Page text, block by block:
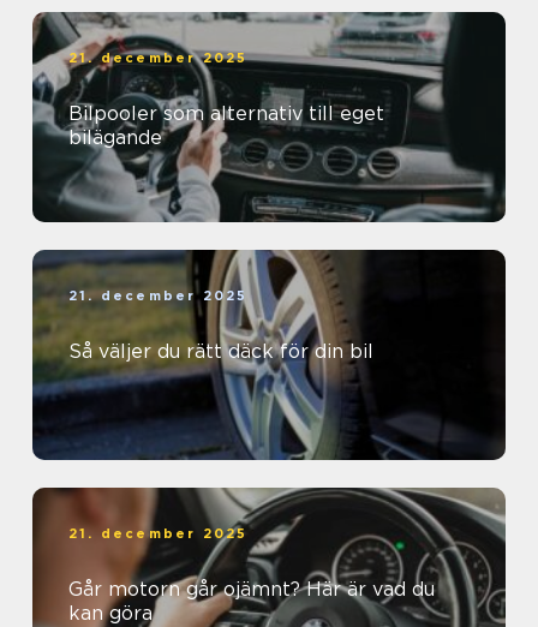
21. december 2025
Bilpooler som alternativ till eget
bilägande
21. december 2025
Så väljer du rätt däck för din bil
21. december 2025
Går motorn går ojämnt? Här är vad du
kan göra